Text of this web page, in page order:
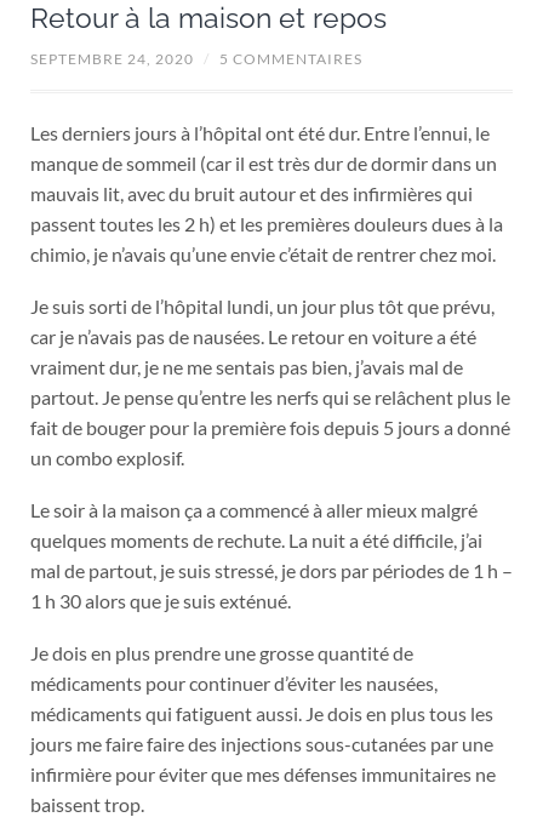
Retour à la maison et repos
SEPTEMBRE 24, 2020 / 5 COMMENTAIRES
Les derniers jours à l’hôpital ont été dur. Entre l’ennui, le
manque de sommeil (car il est très dur de dormir dans un
mauvais lit, avec du bruit autour et des infirmières qui
passent toutes les 2 h) et les premières douleurs dues à la
chimio, je n’avais qu’une envie c’était de rentrer chez moi.
Je suis sorti de l’hôpital lundi, un jour plus tôt que prévu,
car je n’avais pas de nausées. Le retour en voiture a été
vraiment dur, je ne me sentais pas bien, j’avais mal de
partout. Je pense qu’entre les nerfs qui se relâchent plus le
fait de bouger pour la première fois depuis 5 jours a donné
un combo explosif.
Le soir à la maison ça a commencé à aller mieux malgré
quelques moments de rechute. La nuit a été difficile, j’ai
mal de partout, je suis stressé, je dors par périodes de 1 h –
1 h 30 alors que je suis exténué.
Je dois en plus prendre une grosse quantité de
médicaments pour continuer d’éviter les nausées,
médicaments qui fatiguent aussi. Je dois en plus tous les
jours me faire faire des injections sous-cutanées par une
infirmière pour éviter que mes défenses immunitaires ne
baissent trop.